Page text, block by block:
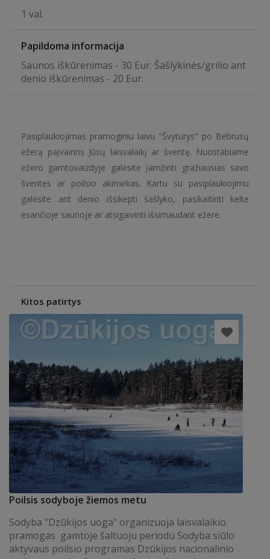
1 val.
Papildoma informacija
Saunos iškūrenimas - 30 Eur. Šašlykinės/grilio ant
denio iškūrenimas - 20 Eur.
Pasiplaukiojimas pramoginiu laivu "Švyturys" po Bebrusų
ežerą paįvairins Jūsų laisvalaikį ar šventę. Nuostabiame
ežero gamtovaizdyje galėsite įamžinti gražiausias savo
šventes ar poilsio akimirkas. Kartu su pasiplaukiojimu
galėsite ant denio išsikepti šašlyko, pasikaitinti kelte
esančioje saunoje ar atsigaivinti išsimaudant ežere.
Kitos patirtys
Poilsis sodyboje žiemos metu
Sodyba "Dzūkijos uoga" organizuoja laisvalaikio
pramogas gamtoje šaltuoju periodu Sodyba siūlo
aktyvaus poilsio programas Dzūkijos nacionalinio